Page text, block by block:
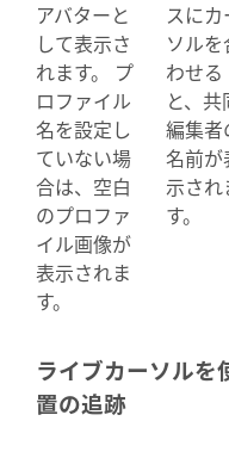
アバターと
して表示さ
れます。 プ
ロファイル
名を設定し
ていない場
合は、空白
のプロファ
イル画像が
表示されま
す。
スにカ
ソルを
わせる
と、共
編集者
名前が
示され
す。
ライブカーソルを
置の追跡